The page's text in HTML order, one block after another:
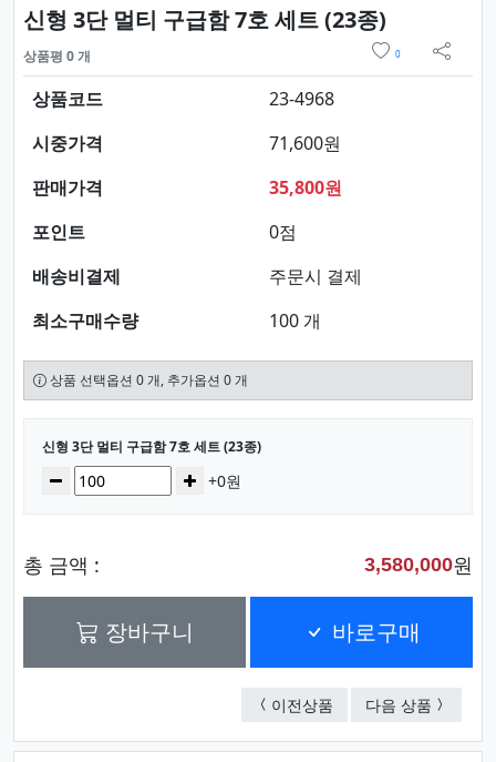
신형 3단 멀티 구급함 7호 세트 (23종)
상품평 0 개 0
sns 공
상품코드
23-4968
시중가격
71,600원
판매가격
35,800원
포인트
0점
배송비결제
주문시 결제
최소구매수량
100 개
상품 선택옵션 0 개, 추가옵션 0 개
선택된 옵션
신형 3단 멀티 구급함 7호 세트 (23종)
수량감소 증가+0원
총 금액 : 3,580,000원
장바구니 바로구매
이전상품 신형 3단 멀티 구급함
다음 상품 3단 홈